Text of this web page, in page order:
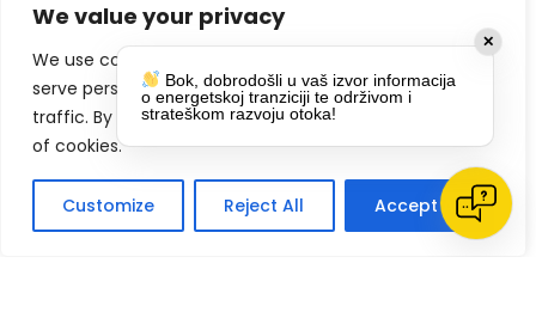
We value your privacy
We use cookies to enhance your browsing experience,
serve personalized ads or content, and analyze our
traffic. By clicking "Accept All", you consent to our use
of cookies.
Customize Reject All Accept All
Klikom na gumb dajete suglasnost za
primanje novosti Pokreta Otoka te se
slažete spolitikom privatnosti.
DRUŠTVENE MREŽE
✕
Bok, dobrodošli u vaš izvor informacija
o energetskoj tranziciji te održivom i
strateškom razvoju otoka!